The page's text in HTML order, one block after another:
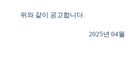
위와 같이 공고합니다
2025년 04월